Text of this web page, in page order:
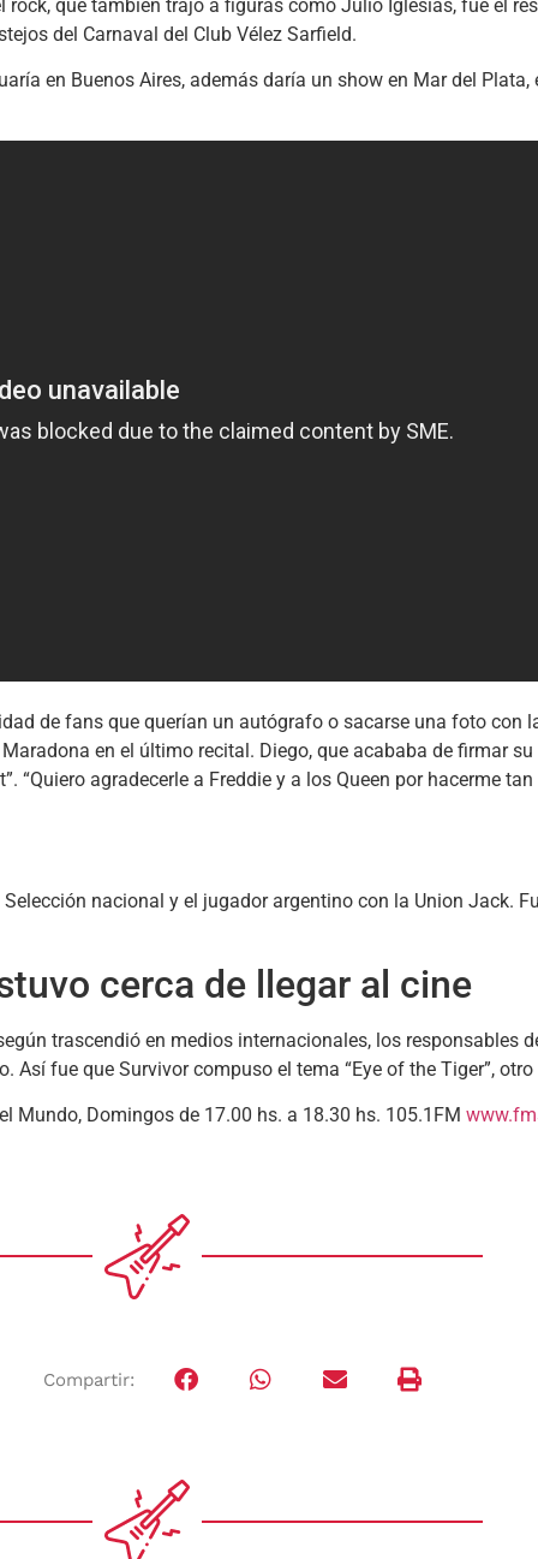
que también trajo a figuras como Julio Iglesias, fue el
del Carnaval del Club Vélez Sarfield.
en Buenos Aires, además daría un show en Mar del
de fans que querían un autógrafo o sacarse una foto con
en el último recital. Diego, que acababa de firmar
“Quiero agradecerle a Freddie y a los Queen por hacerme
nacional y el jugador argentino con la Union Jack.
cerca de llegar al cine
trascendió en medios internacionales, los responsables
Así fue que Survivor compuso el tema “Eye of the Tiger”,
Mundo, Domingos de 17.00 hs. a 18.30 hs. 105.1FM
Compartir: